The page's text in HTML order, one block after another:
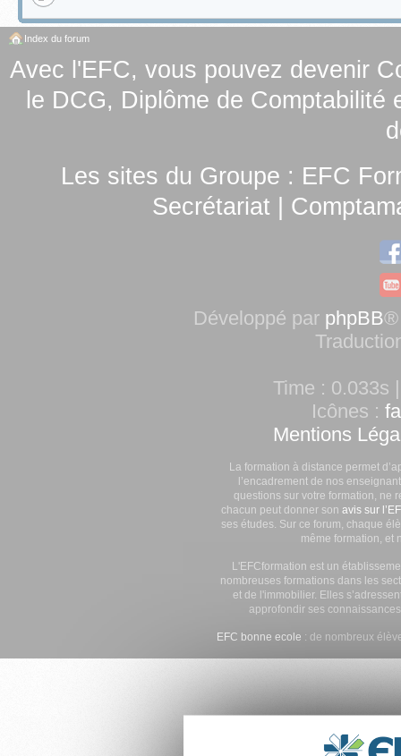
Index du forum
Avec l'EFC, vous pouvez devenir
le DCG, Diplôme de Comptabilité
Les sites du Groupe : EFC
Secrétariat
Développé par phpBB®
Time : 0.033s
Icônes :
Mentions
La formation à distance permet
l’encadrement de nos
questions sur votre formation, ne
chacun peut donner son avis sur
ses études. Sur ce forum, chaque
même formation, et
L'EFCformation est un
nombreuses formations dans les
et de l'immobilier. Elles
approfondir ses
EFC bonne ecole : de nombreux